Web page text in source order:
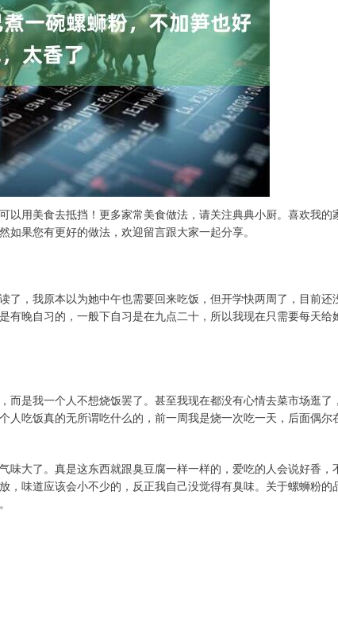
以用美食去抵挡！更多家常美食做法，请关注典典小厨。喜欢我的
果您有更好的做法，欢迎留言跟大家一起分享。
了，我原本以为她中午也需要回来吃饭，但开学快两周了，目前还
有晚自习的，一般下自习是在九点二十，所以我现在只需要每天给
是我一个人不想烧饭罢了。甚至我现在都没有心情去菜市场逛了，
人吃饭真的无所谓吃什么的，前一周我是烧一次吃一天，后面偶尔
味大了。真是这东西就跟臭豆腐一样一样的，爱吃的人会说好香，
，味道应该会小不少的，反正我自己没觉得有臭味。关于螺蛳粉的